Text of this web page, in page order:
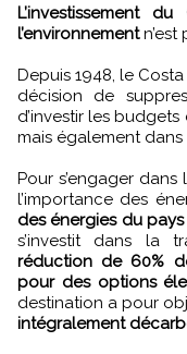
L’investissement du Costa Rica dans la durabilité et
l’environnement
Depuis 1948, le
décision de
d’investir les
mais également dans
Pour s’engager
l’importance des
des énergies du
s’investit dans la
réduction de 60%
pour des options
destination a pour
intégralement